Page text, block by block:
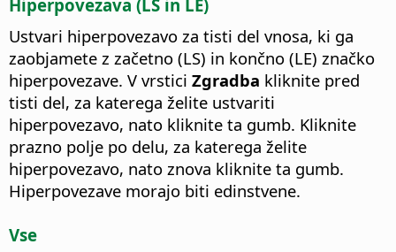
Hiperpovezava (LS in LE)
Ustvari hiperpovezavo za tisti del vnosa, ki ga
zaobjamete z začetno (LS) in končno (LE) značko
hiperpovezave. V vrstici Zgradba kliknite pred
tisti del, za katerega želite ustvariti
hiperpovezavo, nato kliknite ta gumb. Kliknite
prazno polje po delu, za katerega želite
hiperpovezavo, nato znova kliknite ta gumb.
Hiperpovezave morajo biti edinstvene.
Vse